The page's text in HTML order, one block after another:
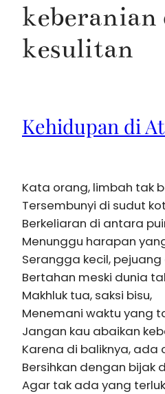
keberanian
kesulitan
Kehidupan di
Kata orang, limbah tak
Tersembunyi di sudut
Berkeliaran di antara
Menunggu harapan
Serangga kecil,
Bertahan meski dunia
Makhluk tua, saksi bisu,
Menemani waktu yang
Jangan kau abaikan
Karena di baliknya, ada
Bersihkan dengan bijak
Agar tak ada yang